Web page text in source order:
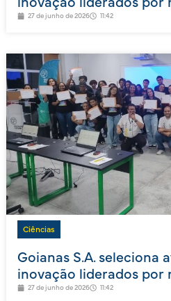
27 de junho de 2026 11:42
Ciências
Goianas S.A. seleciona
inovação liderados por
27 de junho de 2026 11:42